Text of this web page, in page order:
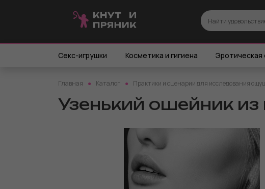
Секс-игрушки Косметика и гигиена
Главная Каталог Практики и сценарии для исследования
Узенький ошейник